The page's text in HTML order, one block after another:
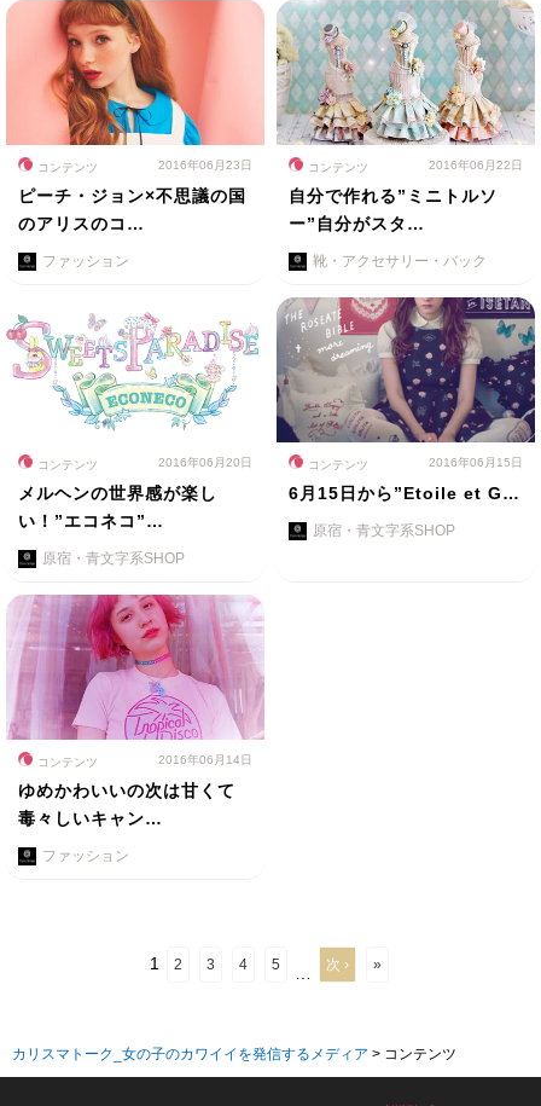
コンテンツ 2016年06月23日
ピーチ・ジョン×不思議の国
のアリスのコ…
ファッション
コンテンツ 2016年06月22日
自分で作れる”ミニトルソ
ー”自分がスタ…
靴・アクセサリー・バック
コンテンツ 2016年06月20日
メルヘンの世界感が楽し
い！”エコネコ”…
原宿・青文字系SHOP
コンテンツ 2016年06月15日
6月15日から”Etoile et G…
原宿・青文字系SHOP
コンテンツ 2016年06月14日
ゆめかわいいの次は甘くて
毒々しいキャン…
ファッション
1 2 3 4 5 次 › »
カリスマトーク_女の子のカワイイを発信するメディア > コンテンツ